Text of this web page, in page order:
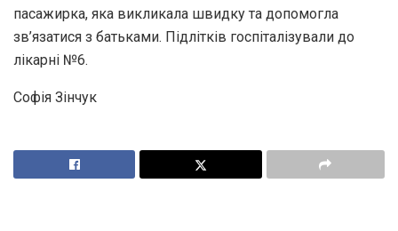
пасажирка, яка викликала швидку та допомогла
зв’язатися з батьками. Підлітків госпіталізували до
лікарні №6.
Софія Зінчук